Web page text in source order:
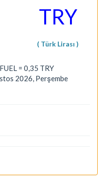
TRY
( Türk Lirası )
= 0,35 TRY
2026, Perşembe